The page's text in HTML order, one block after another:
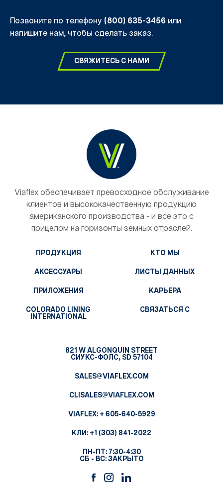
Позвоните по телефону (800) 635-3456 или
напишите нам, чтобы сделать заказ.
СВЯЖИТЕСЬ С НАМИ
Viaflex обеспечивает превосходное обслуживание
клиентов и высококачественную продукцию
американского производства - и все это с
прицелом на горизонты земных отраслей.
ПРОДУКЦИЯ
АКСЕССУАРЫ
ПРИЛОЖЕНИЯ
COLORADO LINING
INTERNATIONAL
КТО МЫ
ЛИСТЫ ДАННЫХ
КАРЬЕРА
СВЯЗАТЬСЯ С
821 W ALGONQUIN STREET
СИУКС-ФОЛС, SD 57104
SALES@VIAFLEX.COM
CLISALES@VIAFLEX.COM
VIAFLEX: + 605-640-5929
КЛИ: +1 (303) 841-2022
ПН-ПТ: 7:30-4:30
СБ - ВС: ЗАКРЫТО